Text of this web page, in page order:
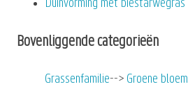
Duinvorming met
Bovenliggende categorieën
Grassenfamilie Groene